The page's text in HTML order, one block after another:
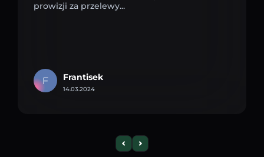
prowizji za przelewy...
F Frantisek
14.03.2024